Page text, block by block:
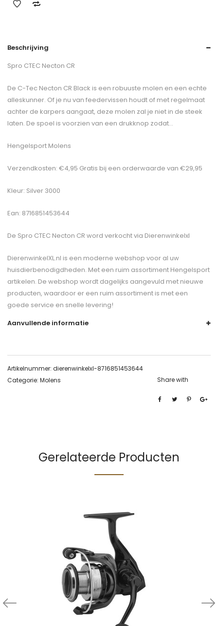
Beschrijving
Spro CTEC Necton CR
De C-Tec Necton CR Black is een robuuste molen en een echte
alleskunner. Of je nu van feedervissen houdt of met regelmaat
achter de karpers aangaat, deze molen zal je niet in de steek
laten. De spoel is voorzien van een drukknop zodat…
Hengelsport Molens
Verzendkosten: €4,95 Gratis bij een orderwaarde van €29,95
Kleur: Silver 3000
Ean: 8716851453644
De Spro CTEC Necton CR word verkocht via Dierenwinkelxl
DierenwinkelXL.nl is een moderne webshop voor al uw
huisdierbenodigdheden. Met een ruim assortiment Hengelsport
artikelen. De webshop wordt dagelijks aangevuld met nieuwe
producten, waardoor er een ruim assortiment is met een
goede service en snelle levering!
Aanvullende informatie
Artikelnummer: dierenwinkelxl-8716851453644
Categorie: Molens Share with
Gerelateerde Producten